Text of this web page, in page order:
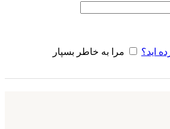
اید؟ مرا به خاطر بسپار